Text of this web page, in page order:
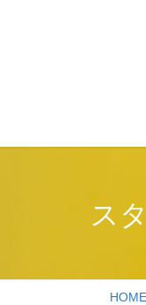
ス
HOME